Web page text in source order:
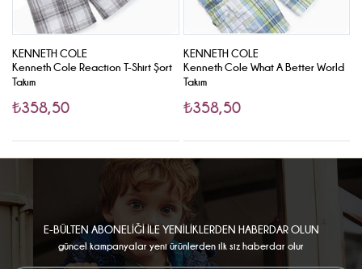
KENNETH COLE
Kenneth Cole Reaction T-Shirt Şort
Takım
₺358,50
KENNETH COLE
Kenneth Cole What A Better World
Takım
₺358,50
E-BÜLTEN ABONELİĞİ İLE YENİLİKLERDEN HABERDAR OLUN
güncel kampanyalar yeni ürünlerden ilk siz haberdar olur